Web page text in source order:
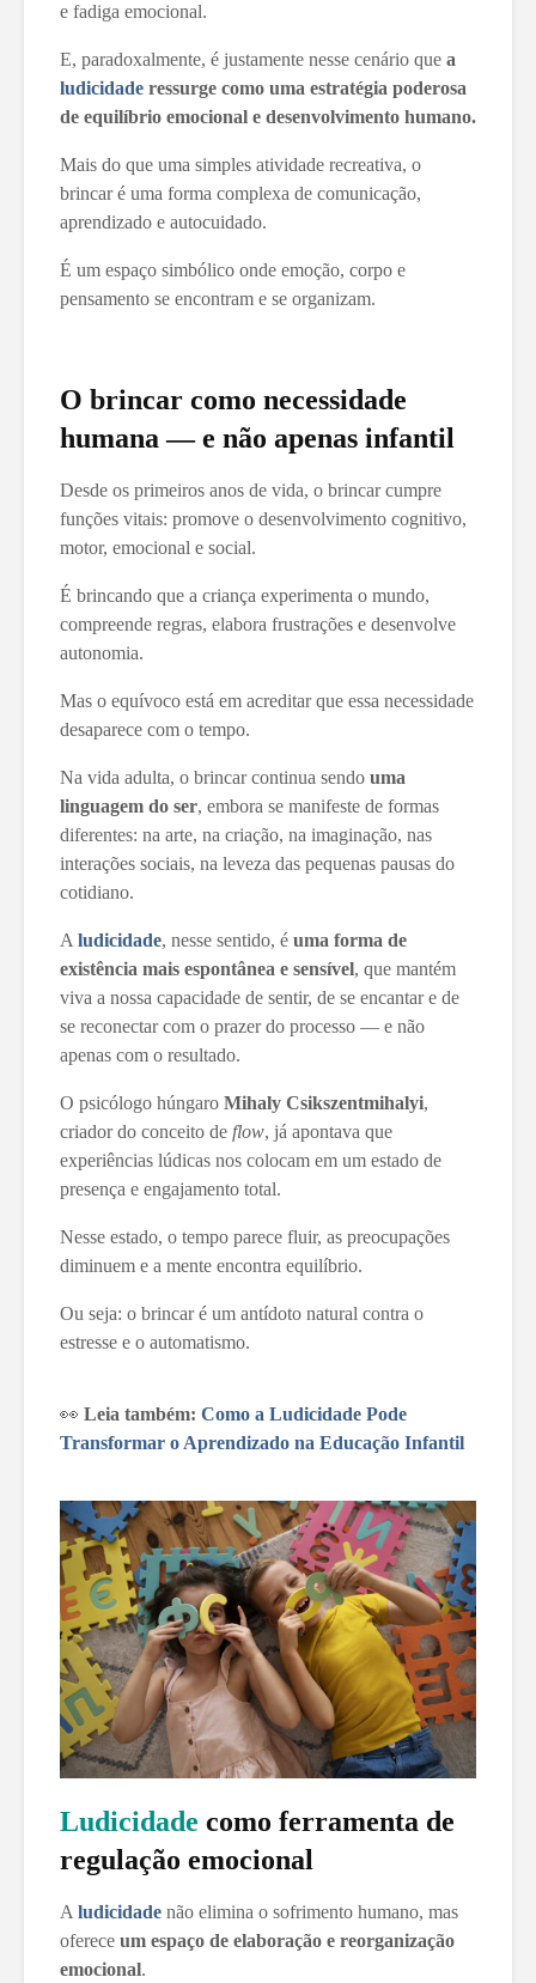
e fadiga emocional.
E, paradoxalmente, é justamente nesse cenário que a
ludicidade ressurge como uma estratégia poderosa
de equilíbrio emocional e desenvolvimento humano.
Mais do que uma simples atividade recreativa, o
brincar é uma forma complexa de comunicação,
aprendizado e autocuidado.
É um espaço simbólico onde emoção, corpo e
pensamento se encontram e se organizam.
O brincar como necessidade
humana — e não apenas infantil
Desde os primeiros anos de vida, o brincar cumpre
funções vitais: promove o desenvolvimento cognitivo,
motor, emocional e social.
É brincando que a criança experimenta o mundo,
compreende regras, elabora frustrações e desenvolve
autonomia.
Mas o equívoco está em acreditar que essa necessidade
desaparece com o tempo.
Na vida adulta, o brincar continua sendo uma
linguagem do ser, embora se manifeste de formas
diferentes: na arte, na criação, na imaginação, nas
interações sociais, na leveza das pequenas pausas do
cotidiano.
A ludicidade, nesse sentido, é uma forma de
existência mais espontânea e sensível, que mantém
viva a nossa capacidade de sentir, de se encantar e de
se reconectar com o prazer do processo — e não
apenas com o resultado.
O psicólogo húngaro Mihaly Csikszentmihalyi,
criador do conceito de flow, já apontava que
experiências lúdicas nos colocam em um estado de
presença e engajamento total.
Nesse estado, o tempo parece fluir, as preocupações
diminuem e a mente encontra equilíbrio.
Ou seja: o brincar é um antídoto natural contra o
estresse e o automatismo.
👀 Leia também: Como a Ludicidade Pode
Transformar o Aprendizado na Educação Infantil
Ludicidade como ferramenta de
regulação emocional
A ludicidade não elimina o sofrimento humano, mas
oferece um espaço de elaboração e reorganização
emocional.